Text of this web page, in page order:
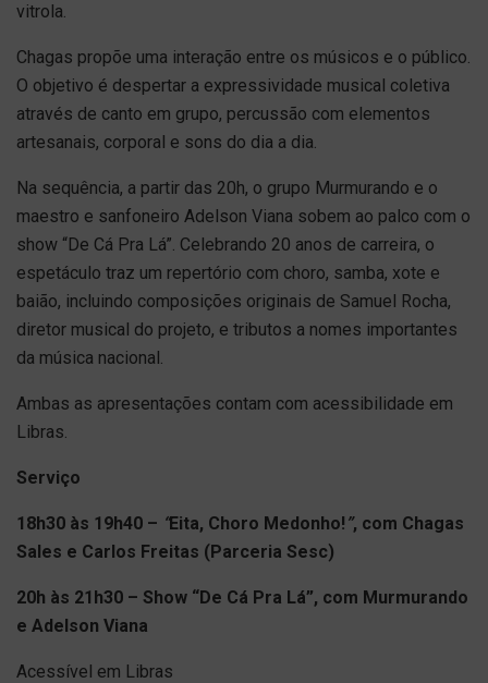
vitrola.
Chagas propõe uma interação entre os músicos e o público.
O objetivo é despertar a expressividade musical coletiva
através de canto em grupo, percussão com elementos
artesanais, corporal e sons do dia a dia.
Na sequência, a partir das 20h, o grupo Murmurando e o
maestro e sanfoneiro Adelson Viana sobem ao palco com o
show “De Cá Pra Lá”. Celebrando 20 anos de carreira, o
espetáculo traz um repertório com choro, samba, xote e
baião, incluindo composições originais de Samuel Rocha,
diretor musical do projeto, e tributos a nomes importantes
da música nacional.
Ambas as apresentações contam com acessibilidade em
Libras.
Serviço
18h30 às 19h40 – “Eita, Choro Medonho! ”, com Chagas
Sales e Carlos Freitas (Parceria Sesc)
20h às 21h30 – Show “De Cá Pra Lá”, com Murmurando
e Adelson Viana
Acessível em Libras